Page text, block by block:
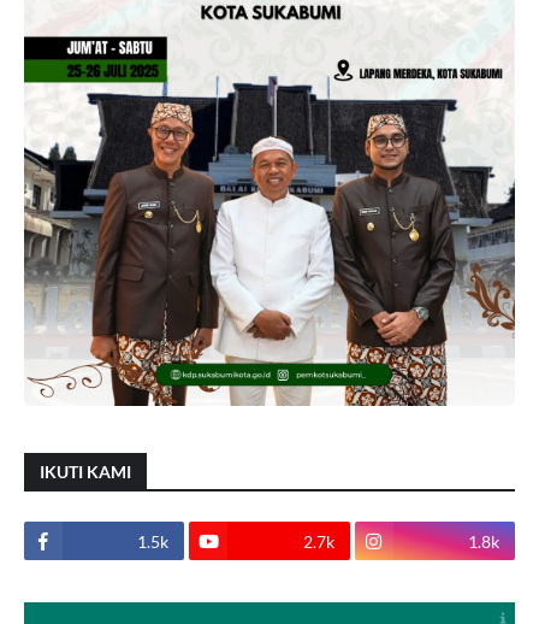
IKUTI KAMI
1.5k 2.7k 1.8k